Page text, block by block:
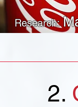
Research:
2.